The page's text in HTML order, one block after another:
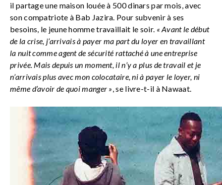
il partage une maison louée à 500 dinars par mois, avec
son compatriote à Bab Jazira. Pour subvenir à ses
besoins, le jeune homme travaillait le soir. « Avant le début
de la crise, j’arrivais à payer ma part du loyer en travaillant
la nuit comme agent de sécurité rattaché à une entreprise
privée. Mais depuis un moment, il n’y a plus de travail et je
n’arrivais plus avec mon colocataire, ni à payer le loyer, ni
même d’avoir de quoi manger », se livre-t-il à Nawaat.